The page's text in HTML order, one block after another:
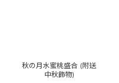
秋の月水蜜桃盛合 (附送
中秋飾物)